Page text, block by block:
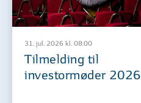
31. jul. 2026 kl. 08:00
Tilmelding til
investormøder 2026